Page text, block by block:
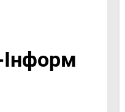
Інформ